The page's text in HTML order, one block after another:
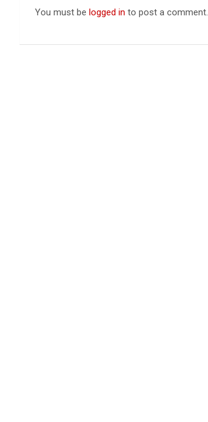
You must be logged in to post a comment.